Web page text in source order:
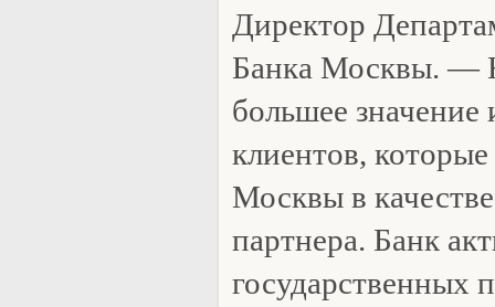
Директор
Банка Москвы. —
большее
клиентов,
Москвы в
партнера. Банк
государственных